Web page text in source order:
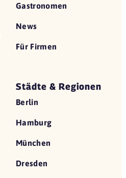
Gastronomen
News
Für Firmen
Städte & Regionen
Berlin
Hamburg
München
Dresden